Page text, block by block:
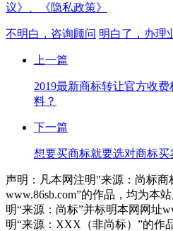
议》、
《隐私政策》
不明白，咨询顾问 明白了，办理
上一篇
2019最新商标转让官方收
料？
下一篇
想要买商标就要选对商标买
声明：凡本网注明"来源：尚标商
www.86sb.com”的作品，均为本
明“来源：尚标”并标明本网网址
明“来源：XXX（非尚标）”的作